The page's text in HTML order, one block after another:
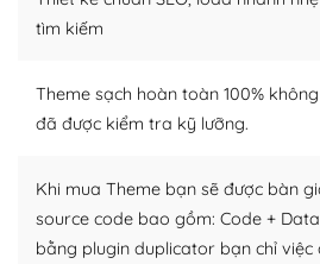
Dễ dàng tùy chỉnh trên WordPress
WordPress là nơi lưu trữ cho một
Nếu bạn gặp khó khăn, bạn có
kiếm những cộng đồng
tìm kiếm
Theme sạch hoàn toàn 100%
đã được kiểm tra kỹ lưỡng.
Khi mua Theme bạn sẽ được bàn
source code bao gồm: Code +
bằng plugin duplicator bạn chỉ